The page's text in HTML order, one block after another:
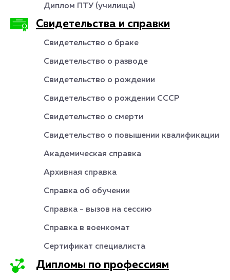
Диплом ПТУ (училища)
Свидетельства и справки
Свидетельство о браке
Свидетельство о разводе
Свидетельство о рождении
Свидетельство о рождении СССР
Свидетельство о смерти
Свидетельство о повышении квалификации
Академическая справка
Архивная справка
Справка об обучении
Справка - вызов на сессию
Справка в военкомат
Сертификат специалиста
Дипломы по профессиям